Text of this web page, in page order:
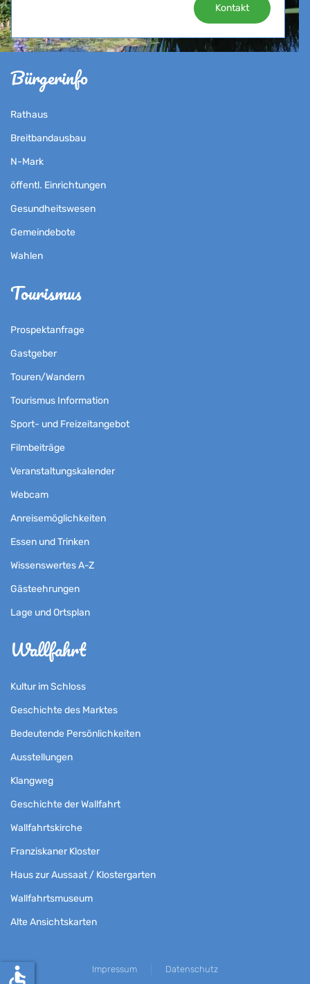
Kontakt
Bürgerinfo
Rathaus
Breitbandausbau
N-Mark
öffentl. Einrichtungen
Gesundheitswesen
Gemeindebote
Wahlen
Tourismus
Prospektanfrage
Gastgeber
Touren/Wandern
Tourismus Information
Sport- und Freizeitangebot
Filmbeiträge
Veranstaltungskalender
Webcam
Anreisemöglichkeiten
Essen und Trinken
Wissenswertes A-Z
Gästeehrungen
Lage und Ortsplan
Wallfahrt
Kultur im Schloss
Geschichte des Marktes
Bedeutende Persönlichkeiten
Ausstellungen
Klangweg
Geschichte der Wallfahrt
Wallfahrtskirche
Franziskaner Kloster
Haus zur Aussaat / Klostergarten
Wallfahrtsmuseum
Alte Ansichtskarten
Impressum Datenschutz
accessible